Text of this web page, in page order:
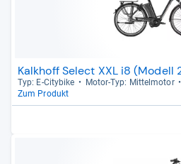
Kalkhoff Select XXL i8 (Modell
Typ: E-​City­bike Motor-​Typ: Mit­tel­mo­tor
Zum Produkt